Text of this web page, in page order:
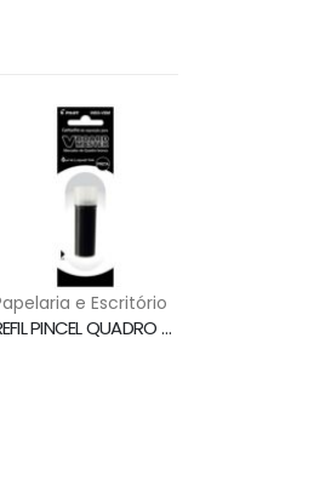
e Escritório
REFIL PINCEL QUADRO BRANCO PRETO WBS-VBM PILOT